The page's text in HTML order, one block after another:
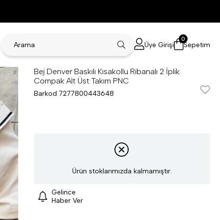
Üye Girişi Sepetim
0
Bej Denver Baskılı Kısakollu Ribanalı 2 İplik
Compak Alt Üst Takım PNC
Barkod 7277800443648
Ürün stoklarımızda kalmamıştır.
Gelince
Haber Ver